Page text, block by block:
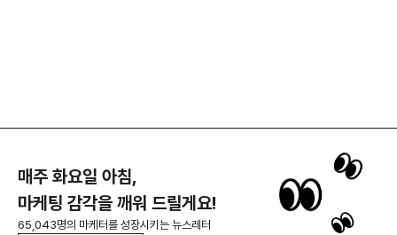
매주 화요일 아침,
마케팅 감각을 깨워 드릴게요!
65,043명의 마케터를 성장시키는 뉴스레터